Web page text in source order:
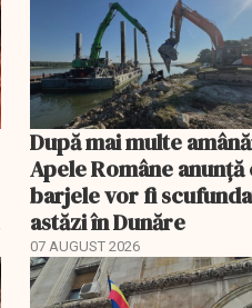
După mai multe
Apele Române anunță
barjele vor fi
astăzi în Dunăre
07 AUGUST 2026